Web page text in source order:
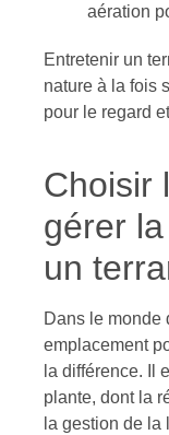
aération
Entretenir un
nature à la fois
pour le regard
Choisir
gérer
un
Dans le monde
emplacement
la différence. Il
plante, dont la
la gestion de la